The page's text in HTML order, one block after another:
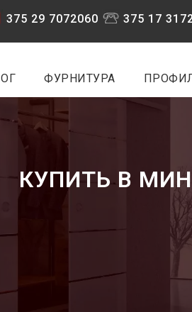
375 29 7072060 375 17
ФУРНИТУРА
КУПИТЬ В